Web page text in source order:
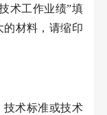
术工作业绩”填
的材料，请缩印
技术标准或技术